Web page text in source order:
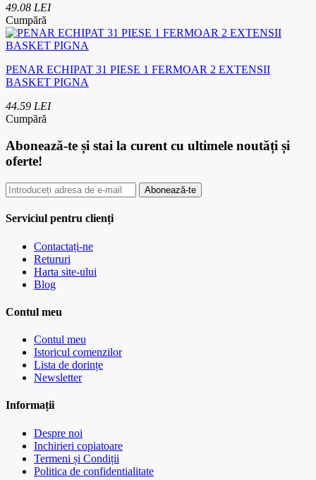
49.08 LEI
Cumpără
PENAR ECHIPAT 31 PIESE 1 FERMOAR 2 EXTENSII
BASKET PIGNA
44.59 LEI
Cumpără
Abonează-te și stai la curent cu ultimele noutăți și
oferte!
Abonează-te
Serviciul pentru clienți
Contactați-ne
Retururi
Harta site-ului
Blog
Contul meu
Contul meu
Istoricul comenzilor
Lista de dorințe
Newsletter
Informații
Despre noi
Inchirieri copiatoare
Termeni și Condiții
Politica de confidentialitate